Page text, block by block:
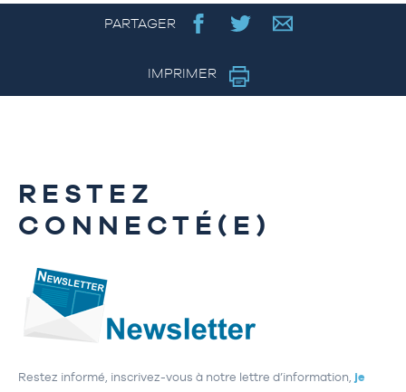
PARTAGER
IMPRIMER
RESTEZ
CONNECTÉ(E)
Restez informé, inscrivez-vous à notre lettre d’information, je